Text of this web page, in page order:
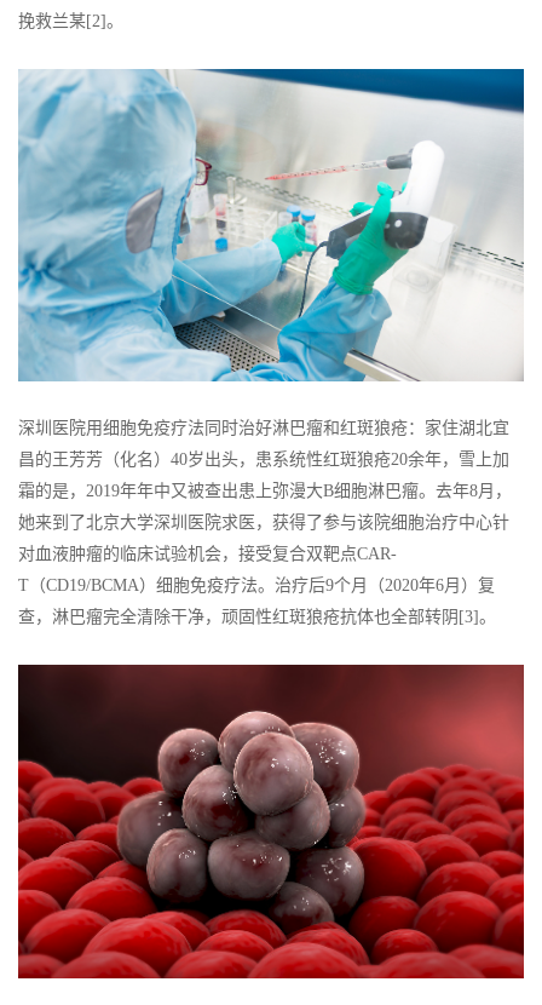
挽救兰某[2]。
深圳医院用细胞免疫疗法同时治好淋巴瘤和红斑狼疮：家住湖北宜
昌的王芳芳（化名）40岁出头，患系统性红斑狼疮20余年，雪上加
霜的是，2019年年中又被查出患上弥漫大B细胞淋巴瘤。去年8月，
她来到了北京大学深圳医院求医，获得了参与该院细胞治疗中心针
对血液肿瘤的临床试验机会，接受复合双靶点CAR-
T（CD19/BCMA）细胞免疫疗法。治疗后9个月（2020年6月）复
查，淋巴瘤完全清除干净，顽固性红斑狼疮抗体也全部转阴[3]。